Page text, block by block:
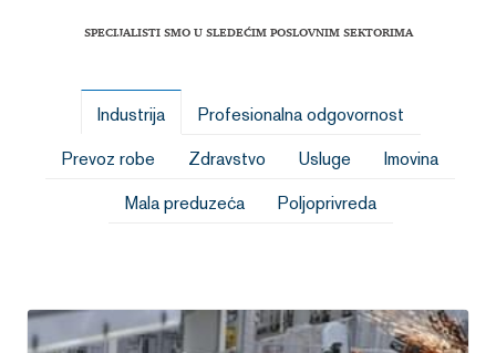
SPECIJALISTI SMO U SLEDEĆIM POSLOVNIM SEKTORIMA
Industrija
Profesionalna odgovornost
Prevoz robe
Zdravstvo Usluge
Imovina
Mala preduzeća
Poljoprivreda